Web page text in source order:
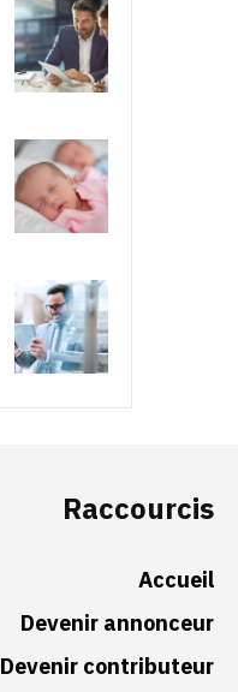
Raccourcis
Accueil
Devenir annonceur
Devenir contributeur